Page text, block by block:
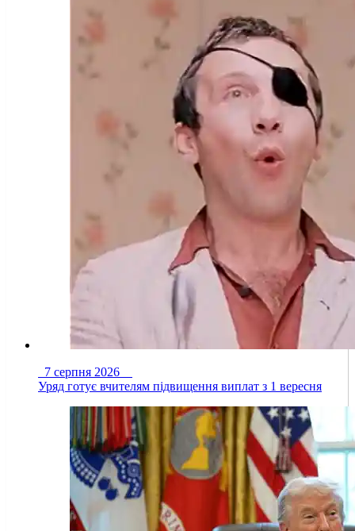
7 серпня 2026
Уряд готує вчителям підвищення виплат з 1 вересня